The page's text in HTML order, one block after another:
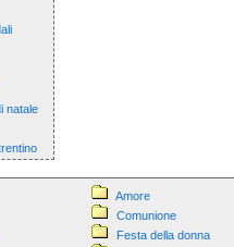
natale
Amore
Comunione
Festa della donna